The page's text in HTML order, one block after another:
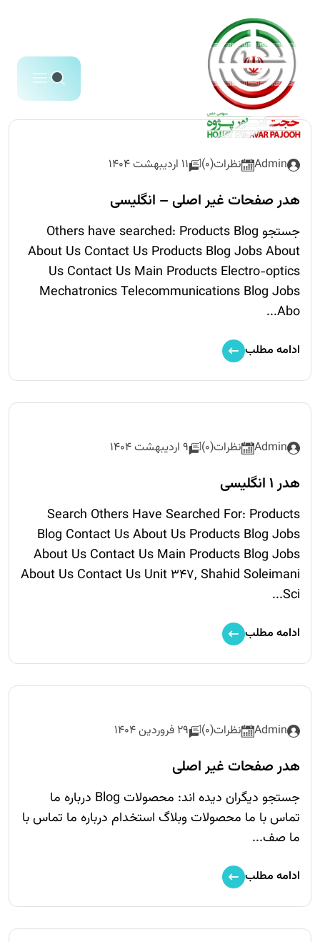
Admin نظرات(0) 11 اردیبهشت 1404
هدر صفحات غیر اصلی – انگلیسی
جستجو Others have searched: Products Blog
About Us Contact Us Products Blog Jobs About
Us Contact Us Main Products Electro-optics
Mechatronics Telecommunications Blog Jobs
Abo...
ادامه مطلب
Admin نظرات(0) 9 اردیبهشت 1404
هدر 1 انگلیسی
Search Others Have Searched For: Products
Blog Contact Us About Us Products Blog Jobs
About Us Contact Us Main Products Blog Jobs
About Us Contact Us Unit 347, Shahid Soleimani
Sci...
ادامه مطلب
Admin نظرات(0) 29 فروردین 1404
هدر صفحات غیر اصلی
جستجو دیگران دیده اند: محصولات Blog درباره ما
تماس با ما محصولات وبلاگ استخدام درباره ما تماس با
ما صف...
ادامه مطلب